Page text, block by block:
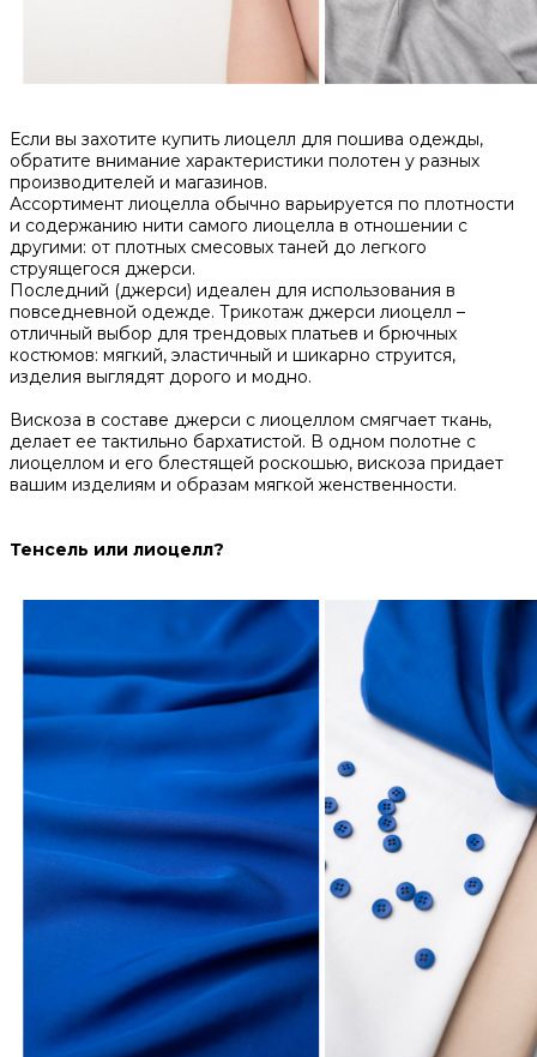
Если вы захотите купить лиоцелл для пошива одежды,
обратите внимание характеристики полотен у разных
производителей и магазинов.
Ассортимент лиоцелла обычно варьируется по плотности
и содержанию нити самого лиоцелла в отношении с
другими: от плотных смесовых таней до легкого
струящегося джерси.
Последний (джерси) идеален для использования в
повседневной одежде. Трикотаж джерси лиоцелл –
отличный выбор для трендовых платьев и брючных
костюмов: мягкий, эластичный и шикарно струится,
изделия выглядят дорого и модно.
Вискоза в составе джерси с лиоцеллом смягчает ткань,
делает ее тактильно бархатистой. В одном полотне с
лиоцеллом и его блестящей роскошью, вискоза придает
вашим изделиям и образам мягкой женственности.
Тенсель или лиоцелл?